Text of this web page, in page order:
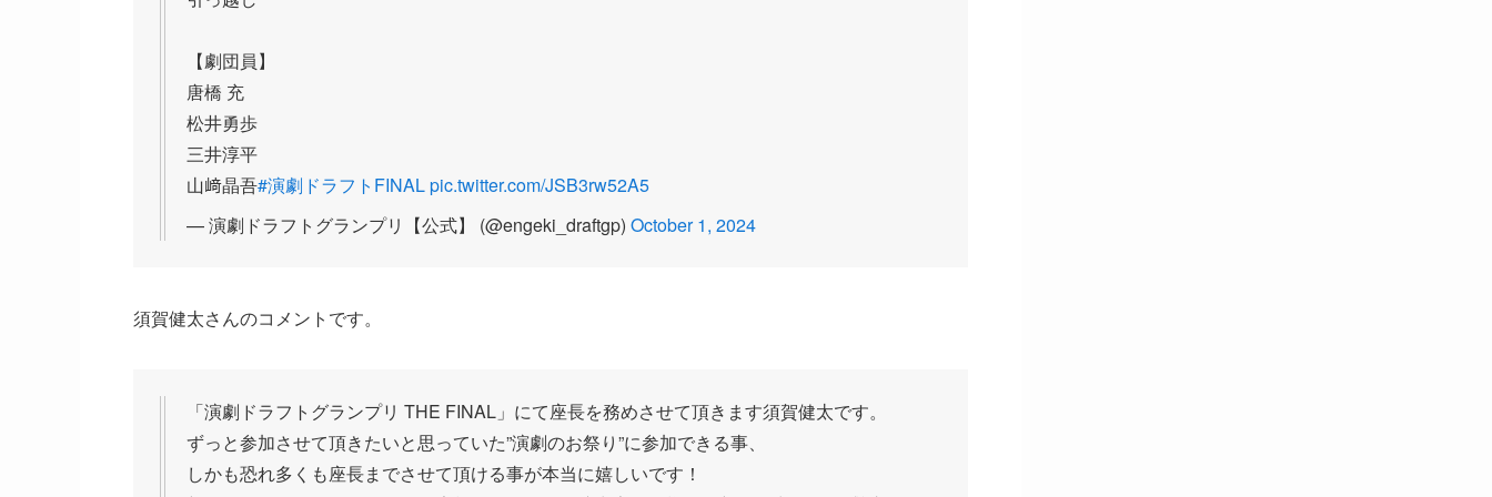
【劇団員】
唐橋 充
松井勇歩
三井淳平
山﨑晶吾#演劇ドラフトFINALpic.twitter.com/JSB3rw52A5
— 演劇ドラフトグランプリ【公式】 (@engeki_draftgp) October 1, 2024
須賀健太さんのコメントです。
「演劇ドラフトグランプリ THE FINAL」にて座長を務めさせて頂きます須賀健太です。
ずっと参加させて頂きたいと思っていた”演劇のお祭り”に参加できる事、
しかも恐れ多くも座長までさせて頂ける事が本当に嬉しいです！